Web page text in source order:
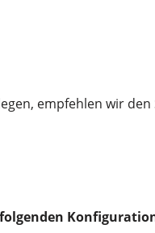
empfehlen wir
folgenden